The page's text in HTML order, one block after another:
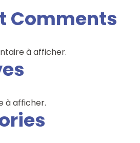
Comments
à afficher.
à afficher.